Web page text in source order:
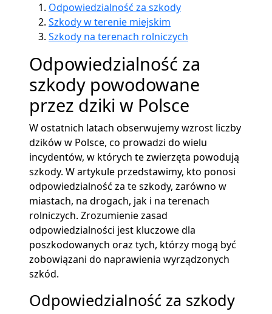
Odpowiedzialność za szkody
Szkody w terenie miejskim
Szkody na terenach rolniczych
Odpowiedzialność za
szkody powodowane
przez dziki w Polsce
W ostatnich latach obserwujemy wzrost liczby
dzików w Polsce, co prowadzi do wielu
incydentów, w których te zwierzęta powodują
szkody. W artykule przedstawimy, kto ponosi
odpowiedzialność za te szkody, zarówno w
miastach, na drogach, jak i na terenach
rolniczych. Zrozumienie zasad
odpowiedzialności jest kluczowe dla
poszkodowanych oraz tych, którzy mogą być
zobowiązani do naprawienia wyrządzonych
szkód.
Odpowiedzialność za szkody